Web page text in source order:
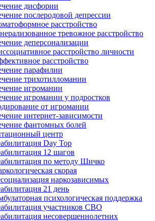
дисфории
послеродовой депрессии
расстройство
тревожное расстройство
деперсонализации
расстройство личности
расстройство
парафилии
трихотилломании
игромании
игромании у подростков
от игромании
интернет-зависимости
фантомных болей
центр
Day Top
12 шагов
по методу Шичко
скорая
наркозависимых
21 день
психологическая поддержка
участников СВО
несовершеннолетних